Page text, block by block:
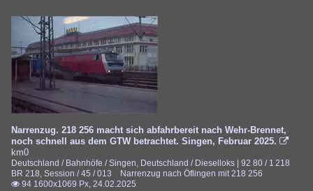
Narrenzug. 218 256 macht sich abfahrbereit nach Wehr-Brennet,
noch schnell aus dem GTW betrachtet. Singen, Februar 2025. 
km0
Deutschland / Bahnhöfe / Singen, Deutschland / Dieselloks | 92 80 / 1 218
BR 218, Session / 45 / 013 Narrenzug nach Öflingen mit 218 256
 94 1600x1069 Px, 24.02.2025